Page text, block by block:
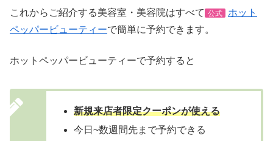
これからご紹介する美容室・美容院はすべて 公式
ホット
ペッパービューティーで簡単に予約できます。
ホットペッパービューティーで予約すると
新規来店者限定クーポンが使える
今日~数週間先まで予約できる